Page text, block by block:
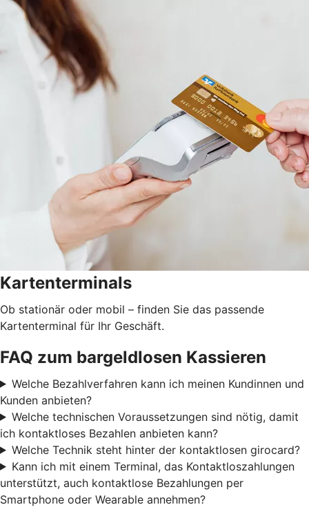
Kartenterminals
Ob stationär oder mobil – finden Sie das passende
Kartenterminal für Ihr Geschäft.
FAQ zum bargeldlosen Kassieren
Welche Bezahlverfahren kann ich meinen Kundinnen und
Kunden anbieten?
Welche technischen Voraussetzungen sind nötig, damit
ich kontaktloses Bezahlen anbieten kann?
Welche Technik steht hinter der kontaktlosen girocard?
Kann ich mit einem Terminal, das Kontaktloszahlungen
unterstützt, auch kontaktlose Bezahlungen per
Smartphone oder Wearable annehmen?